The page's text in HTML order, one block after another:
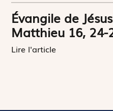
Évangile de
Matthieu 16, 24-
Lire l'article